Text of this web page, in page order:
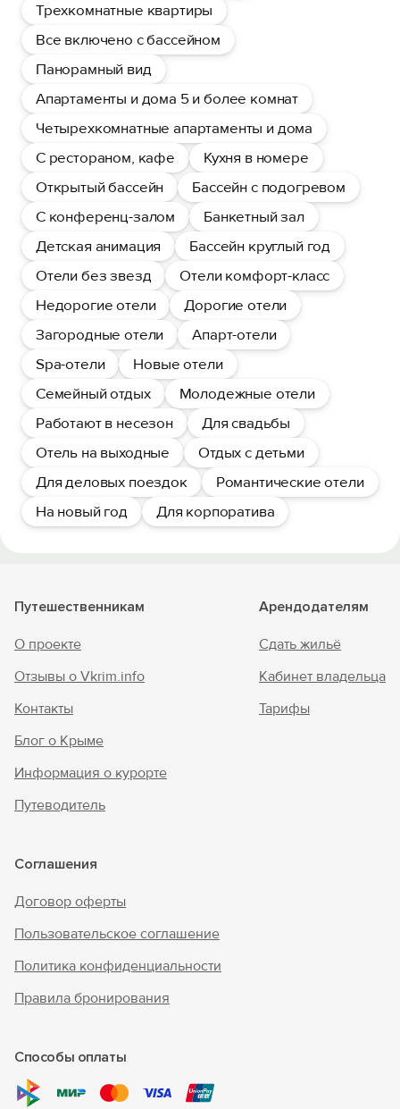
Трехкомнатные квартиры
Все включено с бассейном
Панорамный вид
Апартаменты и дома 5 и более комнат
Четырехкомнатные апартаменты и дома
С рестораном, кафе
Кухня в номере
Открытый бассейн
Бассейн с подогревом
С конференц-залом
Банкетный зал
Детская анимация
Бассейн круглый год
Отели без звезд
Отели комфорт-класс
Недорогие отели
Дорогие отели
Загородные отели
Апарт-отели
Spa-отели
Новые отели
Семейный отдых
Молодежные отели
Работают в несезон
Для свадьбы
Отель на выходные
Отдых с детьми
Для деловых поездок
Романтические отели
На новый год
Для корпоратива
Путешественникам
О проекте
Отзывы о Vkrim.info
Контакты
Блог о Крыме
Информация о курорте
Путеводитель
Арендодателям
Сдать жильё
Кабинет владельца
Тарифы
Соглашения
Договор оферты
Пользовательское соглашение
Политика конфиденциальности
Правила бронирования
Способы оплаты